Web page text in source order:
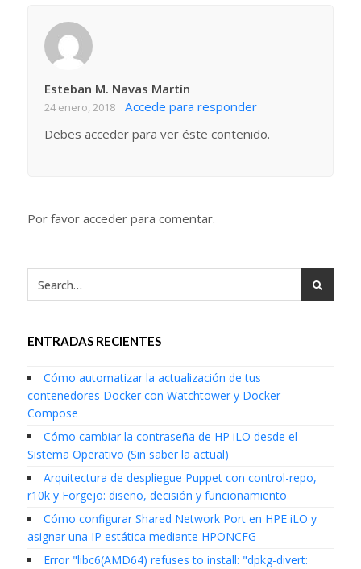
Esteban M. Navas Martín
24 enero, 2018
Accede para responder
Debes acceder para ver éste contenido.
Por favor acceder para comentar.
ENTRADAS RECIENTES
Cómo automatizar la actualización de tus
contenedores Docker con Watchtower y Docker
Compose
Cómo cambiar la contraseña de HP iLO desde el
Sistema Operativo (Sin saber la actual)
Arquitectura de despliegue Puppet con control-repo,
r10k y Forgejo: diseño, decisión y funcionamiento
Cómo configurar Shared Network Port en HPE iLO y
asignar una IP estática mediante HPONCFG
Error "libc6(AMD64) refuses to install: "dpkg-divert: